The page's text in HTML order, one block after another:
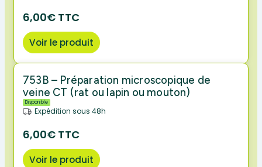
6,00€ TTC
Voir le produit
753B – Préparation microscopique de
veine CT (rat ou lapin ou mouton)
Disponible
Expédition sous 48h
6,00€ TTC
Voir le produit